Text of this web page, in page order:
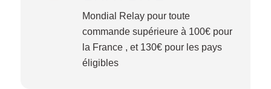
Mondial Relay pour toute
commande supérieure à 100€ pour
la France , et 130€ pour les pays
éligibles